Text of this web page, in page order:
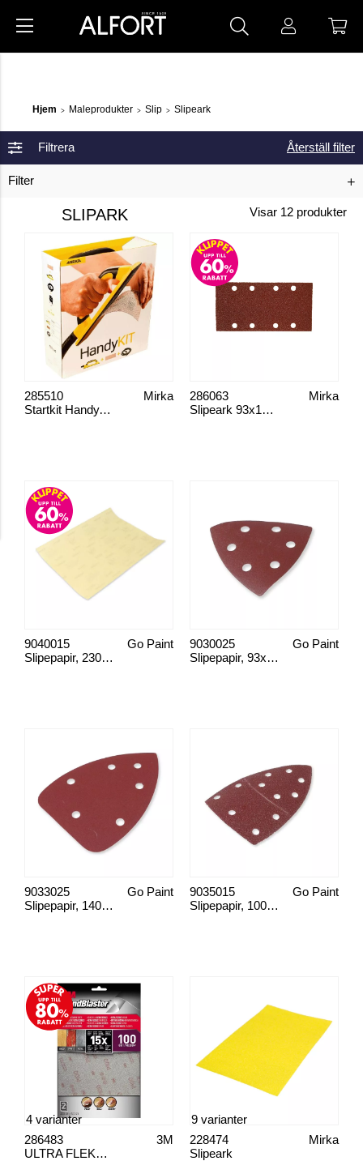
Hjem > Maleprodukter > Slip > Slipeark
Filtrera
Filter
Återställ filter
SLIPARK Visar 12 produkter
Startkit Handy, 80x230
Mirka
285510
Slipeark 93x185 8-hull
Mirka
286063
Slipepapir, 230x280 15-p sett
Go Paint
9040015
Slipepapir, 93x93x93 mm 15-p sett
Go Paint
9030025
Slipepapir, 140x80 mm 15-p sett
Go Paint
9033025
Slipepapir, 100x150 mm 30-p sett
Go Paint
9035015
ULTRA FLEKSIBLE SLIPEPLANTER
3M
286483
4 varianter
Slipeark
Mirka
228474
9 varianter